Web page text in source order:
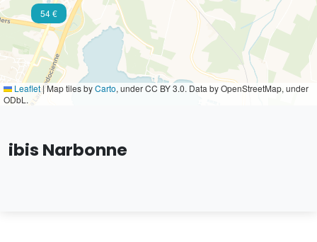
54 €
Leaflet|Map tiles byCarto, under CC BY 3.0. Data by OpenStreetMap, under
ODbL.
ibis Narbonne